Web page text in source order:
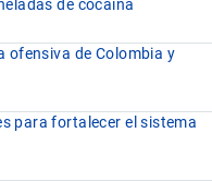
de cocaína
ofensiva de Colombia y
para fortalecer el sistema